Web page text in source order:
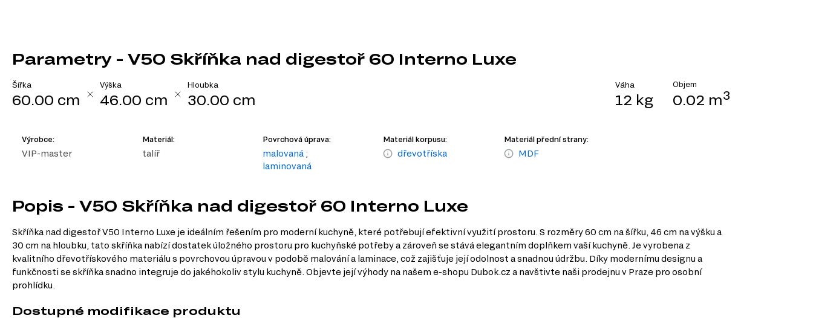
Parametry - V50 Skříňka nad digestoř 60 Interno Luxe
Šířka
60.00 cm
Výška
46.00 cm
Hloubka
30.00 cm
Váha
12 kg
Objem
0.02 m3
Výrobce:
VIP-master
Materiál:
talíř
Povrchová úprava:
malovaná ;
laminovaná
Materiál korpusu:
dřevotříska
Materiál přední strany:
MDF
Popis - V50 Skříňka nad digestoř 60 Interno Luxe
Skříňka nad digestoř V50 Interno Luxe je ideálním řešením pro moderní kuchyně, které potřebují efektivní využití prostoru. S rozměry 60 cm na šířku, 46 cm na výšku a
30 cm na hloubku, tato skříňka nabízí dostatek úložného prostoru pro kuchyňské potřeby a zároveň se stává elegantním doplňkem vaší kuchyně. Je vyrobena z
kvalitního dřevotřískového materiálu s povrchovou úpravou v podobě malování a laminace, což zajišťuje její odolnost a snadnou údržbu. Díky modernímu designu a
funkčnosti se skříňka snadno integruje do jakéhokoliv stylu kuchyně. Objevte její výhody na našem e-shopu Dubok.cz a navštivte naši prodejnu v Praze pro osobní
prohlídku.
Dostupné modifikace produktu